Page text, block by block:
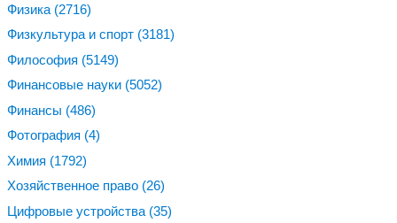
Физика (2716)
Физкультура и спорт (3181)
Философия (5149)
Финансовые науки (5052)
Финансы (486)
Фотография (4)
Химия (1792)
Хозяйственное право (26)
Цифровые устройства (35)